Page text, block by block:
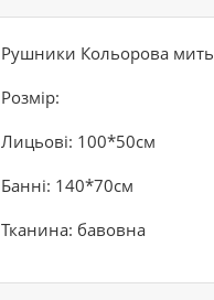
Рушники Кольорова мить
Розмір:
Лицьові: 100*50см
Банні: 140*70см
Тканина: бавовна